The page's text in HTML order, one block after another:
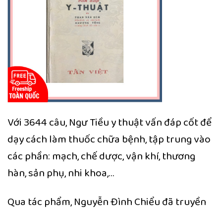
Với 3644 câu, Ngư Tiều y thuật vấn đáp cốt để
dạy cách làm thuốc chữa bệnh, tập trung vào
các phần: mạch, chế dược, vận khí, thương
hàn, sản phụ, nhi khoa,…
Qua tác phẩm, Nguyễn Đình Chiểu đã truyền